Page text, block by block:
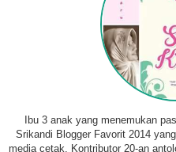
Ibu 3 anak yang menemukan
Srikandi Blogger Favorit 2014
media cetak. Kontributor 20-an